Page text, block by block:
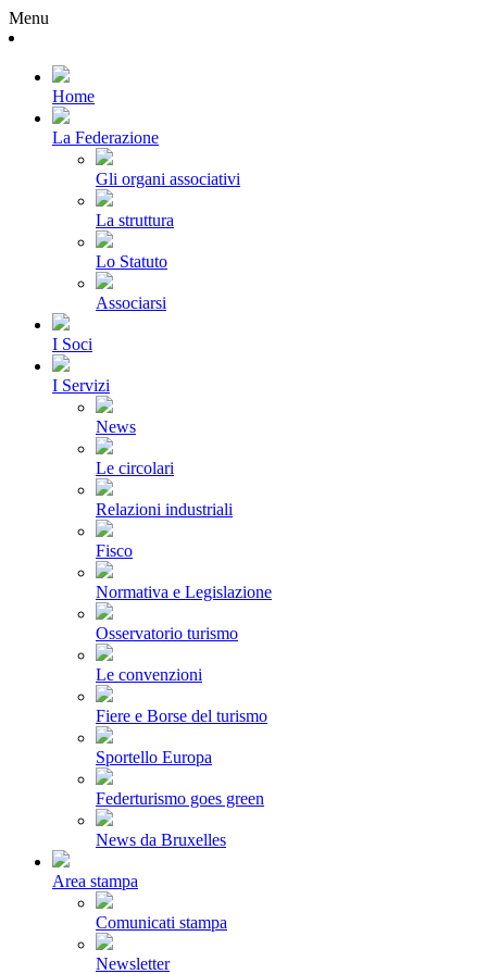
Menu
Home
La Federazione
Gli organi associativi
La struttura
Lo Statuto
Associarsi
I Soci
I Servizi
News
Le circolari
Relazioni industriali
Fisco
Normativa e Legislazione
Osservatorio turismo
Le convenzioni
Fiere e Borse del turismo
Sportello Europa
Federturismo goes green
News da Bruxelles
Area stampa
Comunicati stampa
Newsletter